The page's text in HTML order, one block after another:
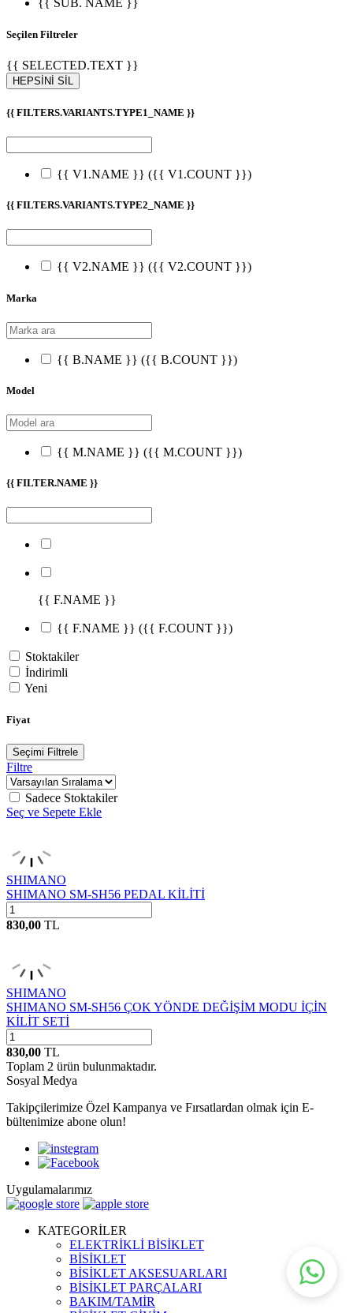
{{ SUB. NAME }}
Seçilen Filtreler
{{ SELECTED.TEXT }}
HEPSİNİ SİL
{{ FILTERS.VARIANTS.TYPE1_NAME }}
{{ V1.NAME }} ({{ V1.COUNT }})
{{ FILTERS.VARIANTS.TYPE2_NAME }}
{{ V2.NAME }} ({{ V2.COUNT }})
Marka
{{ B.NAME }} ({{ B.COUNT }})
Model
{{ M.NAME }} ({{ M.COUNT }})
{{ FILTER.NAME }}
{{ F.NAME }}
{{ F.NAME }} ({{ F.COUNT }})
Stoktakiler
İndirimli
Yeni
Fiyat
Seçimi Filtrele
Filtre
Sadece Stoktakiler
Seç ve Sepete Ekle
SHIMANO
SHIMANO SM-SH56 PEDAL KİLİTİ
830,00 TL
SHIMANO
SHIMANO SM-SH56 ÇOK YÖNDE DEĞİŞİM MODU İÇİN
KİLİT SETİ
830,00 TL
Toplam 2 ürün bulunmaktadır.
Sosyal Medya
Takipçilerimize Özel Kampanya ve Fırsatlardan olmak için E-
bültenimize abone olun!
Uygulamalarımız
KATEGORİLER
ELEKTRİKLİ BİSİKLET
BİSİKLET
BİSİKLET AKSESUARLARI
BİSİKLET PARÇALARI
BAKIM/TAMİR